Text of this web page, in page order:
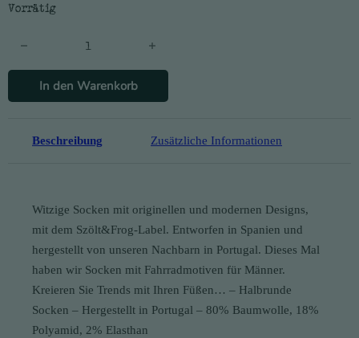
Vorrätig
Surf Socken Menge
In den Warenkorb
Beschreibung Zusätzliche Informationen
Witzige Socken mit originellen und modernen Designs,
mit dem Szölt&Frog-Label. Entworfen in Spanien und
hergestellt von unseren Nachbarn in Portugal. Dieses Mal
haben wir Socken mit Fahrradmotiven für Männer.
Kreieren Sie Trends mit Ihren Füßen… – Halbrunde
Socken – Hergestellt in Portugal – 80% Baumwolle, 18%
Polyamid, 2% Elasthan